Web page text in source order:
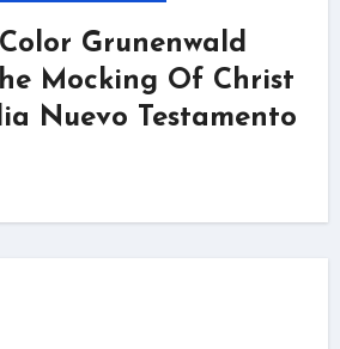
Grunenwald
Mocking Of Christ
Nuevo Testamento